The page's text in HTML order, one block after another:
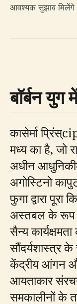
आवश्यक सुझाव
बॉर्बन
कासेर्मा
मध्य का है, जो
अधीन
अगोस्टिनो
फुगा द्वारा
अस्तबल के रूप
सैन्य
सौंदर्यशास्त्र
केंद्रीय आंगन
आयताकार
समकालीनों के